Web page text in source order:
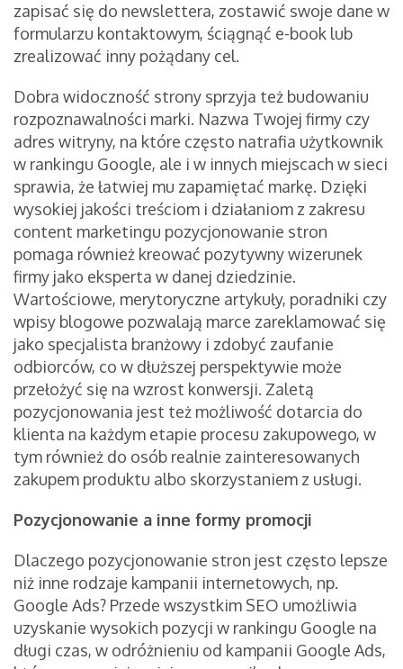
zapisać się do newslettera, zostawić swoje dane w
formularzu kontaktowym, ściągnąć e-book lub
zrealizować inny pożądany cel.
Dobra widoczność strony sprzyja też budowaniu
rozpoznawalności marki. Nazwa Twojej firmy czy
adres witryny, na które często natrafia użytkownik
w rankingu Google, ale i w innych miejscach w sieci
sprawia, że łatwiej mu zapamiętać markę. Dzięki
wysokiej jakości treściom i działaniom z zakresu
content marketingu pozycjonowanie stron
pomaga również kreować pozytywny wizerunek
firmy jako eksperta w danej dziedzinie.
Wartościowe, merytoryczne artykuły, poradniki czy
wpisy blogowe pozwalają marce zareklamować się
jako specjalista branżowy i zdobyć zaufanie
odbiorców, co w dłuższej perspektywie może
przełożyć się na wzrost konwersji. Zaletą
pozycjonowania jest też możliwość dotarcia do
klienta na każdym etapie procesu zakupowego, w
tym również do osób realnie zainteresowanych
zakupem produktu albo skorzystaniem z usługi.
Pozycjonowanie a inne formy promocji
Dlaczego pozycjonowanie stron jest często lepsze
niż inne rodzaje kampanii internetowych, np.
Google Ads? Przede wszystkim SEO umożliwia
uzyskanie wysokich pozycji w rankingu Google na
długi czas, w odróżnieniu od kampanii Google Ads,